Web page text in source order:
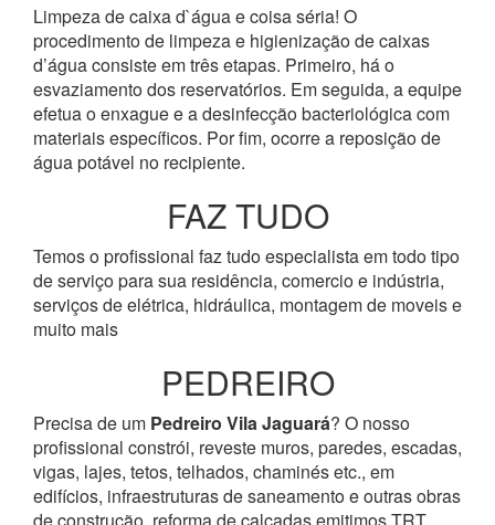
Limpeza de caixa d`água e coisa séria! O
procedimento de limpeza e higienização de caixas
d’água consiste em três etapas. Primeiro, há o
esvaziamento dos reservatórios. Em seguida, a equipe
efetua o enxague e a desinfecção bacteriológica com
materiais específicos. Por fim, ocorre a reposição de
água potável no recipiente.
FAZ TUDO
Temos o profissional faz tudo especialista em todo tipo
de serviço para sua residência, comercio e indústria,
serviços de elétrica, hidráulica, montagem de moveis e
muito mais
PEDREIRO
Precisa de um Pedreiro Vila Jaguará? O nosso
profissional constrói, reveste muros, paredes, escadas,
vigas, lajes, tetos, telhados, chaminés etc., em
edifícios, infraestruturas de saneamento e outras obras